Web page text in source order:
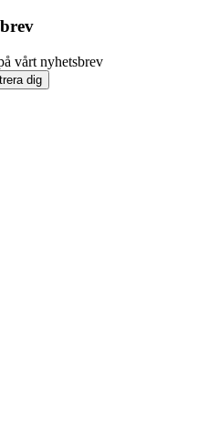
vårt nyhetsbrev
dig